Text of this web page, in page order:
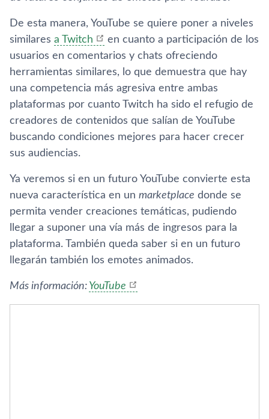
De esta manera, YouTube se quiere poner a niveles
similares a Twitch
en cuanto a participación de los
usuarios en comentarios y chats ofreciendo
herramientas similares, lo que demuestra que hay
una competencia más agresiva entre ambas
plataformas por cuanto Twitch ha sido el refugio de
creadores de contenidos que salían de YouTube
buscando condiciones mejores para hacer crecer
sus audiencias.
Ya veremos si en un futuro YouTube convierte esta
nueva característica en un marketplace donde se
permita vender creaciones temáticas, pudiendo
llegar a suponer una vía más de ingresos para la
plataforma. También queda saber si en un futuro
llegarán también los emotes animados.
Más información: YouTube